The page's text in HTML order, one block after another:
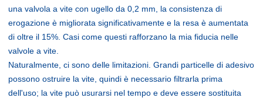
una valvola a vite con ugello da 0,2 mm, la consistenza di
erogazione è migliorata significativamente e la resa è aumentata
di oltre il 15%. Casi come questi rafforzano la mia fiducia nelle
valvole a vite.
Naturalmente, ci sono delle limitazioni. Grandi particelle di adesivo
possono ostruire la vite, quindi è necessario filtrarla prima
dell'uso; la vite può usurarsi nel tempo e deve essere sostituita